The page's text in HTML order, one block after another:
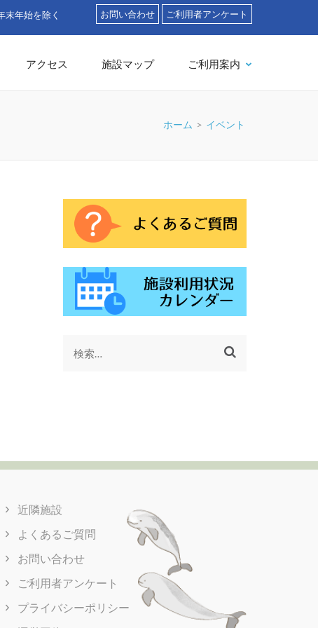
アクセス 施設マップ ご利用案内
お問い合わせ ご利用者アンケート
ホーム > イベント
検
近隣施設
よくあるご質問
お問い合わせ
ご利用者アンケート
プライバシーポリシー